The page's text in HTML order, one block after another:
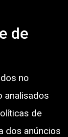
de
no
analisados
de
dos anúncios